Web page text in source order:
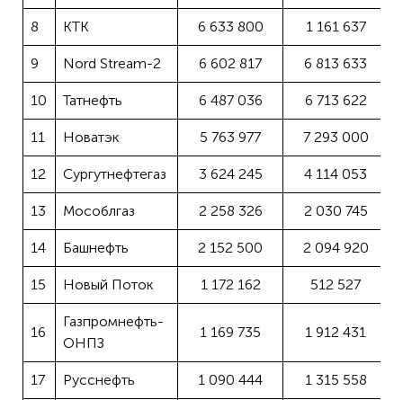
8 КТК 6 633 800 1 161 637
9 Nord Stream-2 6 602 817 6 813 633
10 Татнефть 6 487 036 6 713 622
11 Новатэк 5 763 977 7 293 000
12 Сургутнефтегаз 3 624 245 4 114 053
13 Мособлгаз 2 258 326 2 030 745
14 Башнефть 2 152 500 2 094 920
15 Новый Поток 1 172 162 512 527
16
Газпромнефть-
ОНПЗ
1 169 735 1 912 431
17 Русснефть 1 090 444 1 315 558